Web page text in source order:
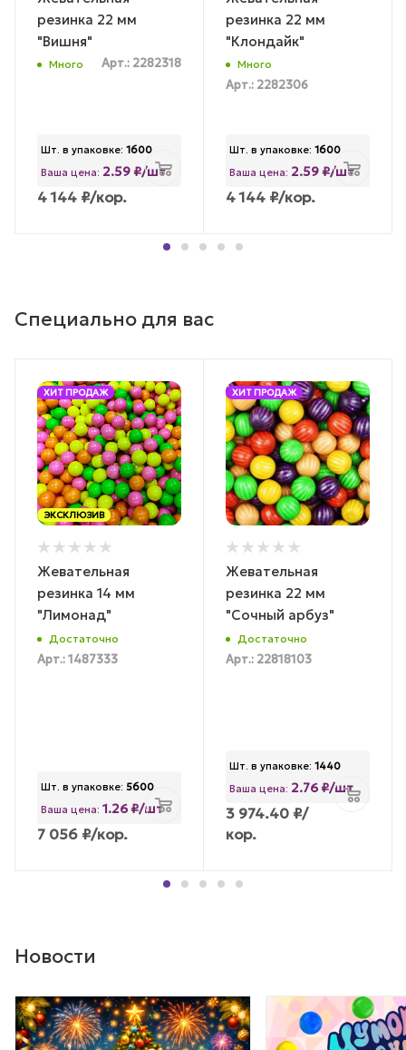
резинка 22 мм
"Вишня"
Много Арт.: 2282318
Шт. в упаковке: 1600
Ваша цена: 2.59 ₽/шт
4 144 ₽/кор.
резинка 22 мм
"Клондайк"
Много
Арт.: 2282306
Шт. в упаковке: 1600
Ваша цена: 2.59 ₽/шт
4 144 ₽/кор.
Специально для вас
ХИТ ПРОДАЖ
ЭКСКЛЮЗИВ
Жевательная
резинка 14 мм
"Лимонад"
Достаточно
Арт.: 1487333
Шт. в упаковке: 5600
Ваша цена: 1.26 ₽/шт
7 056 ₽/кор.
ХИТ ПРОДАЖ
Жевательная
резинка 22 мм
"Сочный арбуз"
Достаточно
Арт.: 22818103
Шт. в упаковке: 1440
Ваша цена: 2.76 ₽/шт
3 974.40 ₽/
кор.
Новости